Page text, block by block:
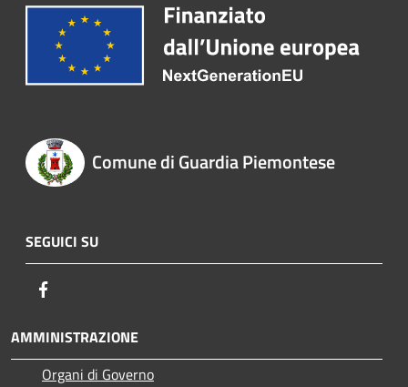
Comune di Guardia Piemontese
SEGUICI SU
AMMINISTRAZIONE
Organi di Governo